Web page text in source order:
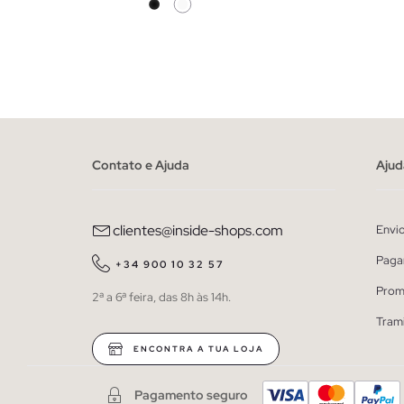
ADICIONAR NO TEU CESTO
Contato e Ajuda
clientes@inside-shops.com
+34 900 10 32 57
2ª a 6ª feira, das 8h às 14h.
ENCONTRA A TUA LOJA
Pagamento seguro